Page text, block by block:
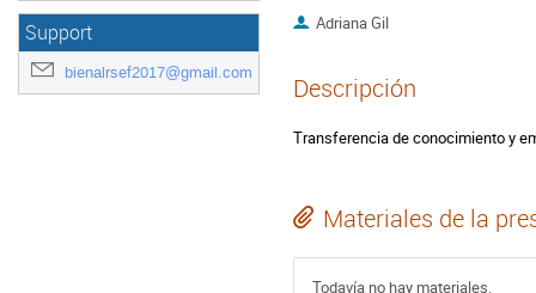
Support
bienalrsef2017@gmail.com
Adriana Gil
Descripción
Transferencia de conocimiento y
Materiales de la
Todavía no hay materiales.